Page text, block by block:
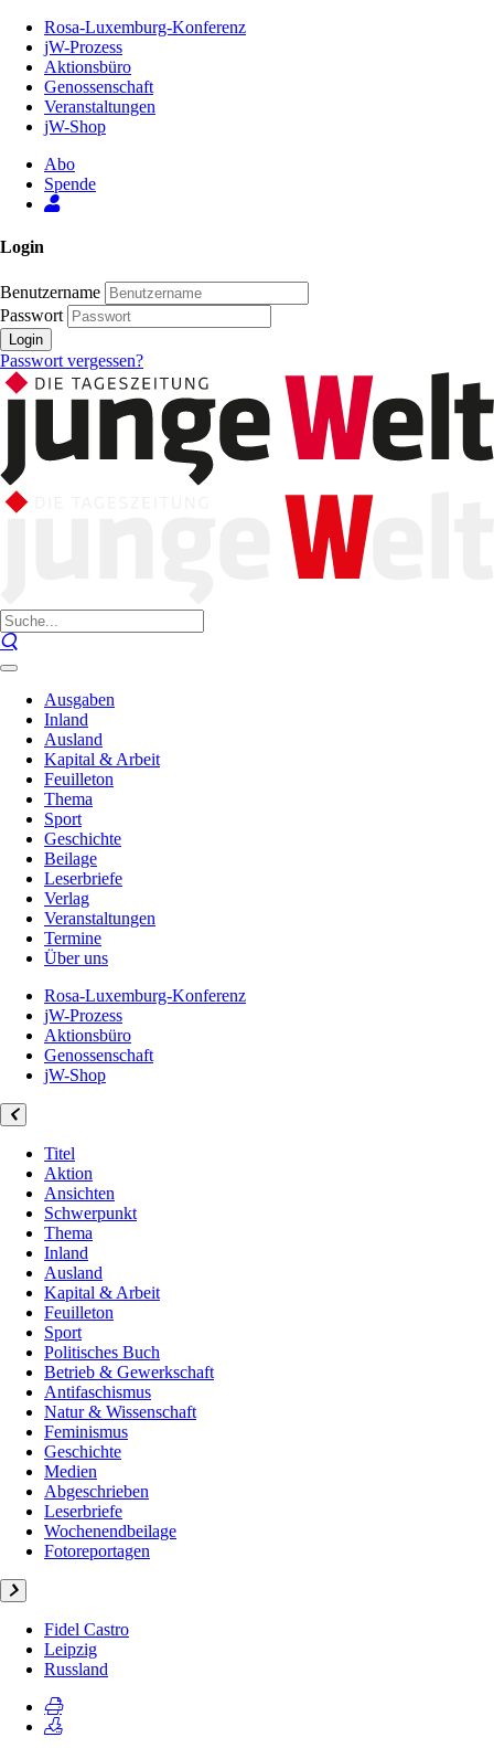
Inhalt
Seite
Rosa-Luxemburg-Konferenz
jW-Prozess
Aktionsbüro
Genossenschaft
Veranstaltungen
jW-Shop
Abo
Spende
Login
Benutzername
Passwort
Login
Passwort vergessen?
Ausgaben
Inland
Ausland
Kapital & Arbeit
Feuilleton
Thema
Sport
Geschichte
Beilage
Leserbriefe
Verlag
Veranstaltungen
Termine
Über uns
Rosa-Luxemburg-Konferenz
jW-Prozess
Aktionsbüro
Genossenschaft
jW-Shop
Titel
Aktion
Ansichten
Schwerpunkt
Thema
Inland
Ausland
Kapital & Arbeit
Feuilleton
Sport
Politisches Buch
Betrieb & Gewerkschaft
Antifaschismus
Natur & Wissenschaft
Feminismus
Geschichte
Medien
Abgeschrieben
Leserbriefe
Wochenendbeilage
Fotoreportagen
Fidel Castro
Leipzig
Russland